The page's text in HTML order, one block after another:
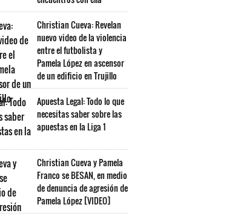
Christian Cueva: Revelan
nuevo video de la violencia
entre el futbolista y
Pamela López en ascensor
de un edificio en Trujillo
Apuesta Legal: Todo lo que
necesitas saber sobre las
apuestas en la Liga 1
Christian Cueva y Pamela
Franco se BESAN, en medio
de denuncia de agresión de
Pamela López [VIDEO]